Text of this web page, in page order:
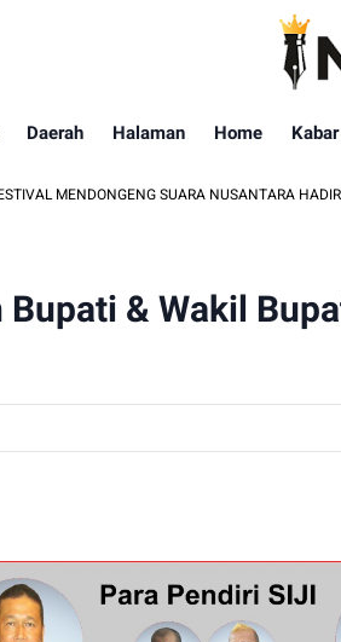
Daerah Halaman Home
SUARA NUSANTARA HADIR DI JAWA
& Wakil